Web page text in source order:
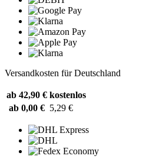
Versandkosten für Deutschland
ab 42,90 € kostenlos
ab 0,00 € 5,29 €